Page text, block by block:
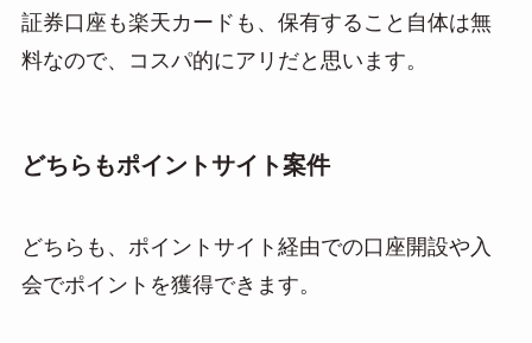
証券口座も楽天カードも、保有すること自体は無
料なので、コスパ的にアリだと思います。
どちらもポイントサイト案件
どちらも、ポイントサイト経由での口座開設や入
会でポイントを獲得できます。